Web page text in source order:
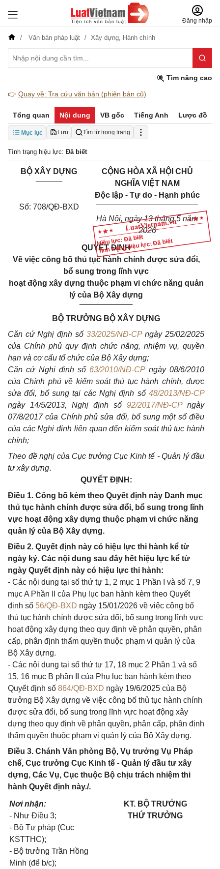
Đăng nhập
Văn bản pháp luật Xây dựng, Hành chính
Tìm nâng cao
👉 Quay về: Tra cứu văn bản (phiên bản cũ)
Tổng quan Nội dung VB gốc Tiếng Anh Lược đồ
Mục lục Lưu Tìm từ trong trang
Tình trạng hiệu lực: Đã biết
Hiệu lực: Đã biết
Tình trạng hiệu lực: Đã biết
BỘ XÂY DỰNG
______
Số: 708/QĐ-BXD
CỘNG HÒA XÃ HỘI CHỦ
NGHĨA VIỆT NAM
Độc lập - Tự do - Hạnh phúc
_______________________
Hà Nội, ngày 13 tháng 5 năm
2026
QUYẾT ĐỊNH
Về việc công bố thủ tục hành chính được sửa đổi,
bổ sung trong lĩnh vực
hoạt động xây dựng thuộc phạm vi chức năng quản
lý của Bộ Xây dựng
____________
BỘ TRƯỞNG BỘ XÂY DỰNG
Căn cứ Nghị định số 33/2025/NĐ-CPngày 25/02/2025
của Chính phủ quy định chức năng, nhiệm vụ, quyền
hạn và cơ cấu tổ chức của Bộ Xây dựng;
Căn cứ Nghị định số 63/2010/NĐ-CPngày 08/6/2010
của Chính phủ về kiểm soát thủ tục hành chính, được
sửa đổi, bổ sung tại các Nghị định số 48/2013/NĐ-CP
ngày 14/5/2013, Nghị định số 92/2017/NĐ-CPngày
07/8/2017 của Chính phủ sửa đổi, bổ sung một số điều
của các Nghị định liên quan đến kiểm soát thủ tục hành
chính;
Theo đề nghị của Cục trưởng Cục Kinh tế - Quản lý đầu
tư xây dựng.
QUYẾT ĐỊNH:
Điều 1. Công bố kèm theo Quyết định này Danh mục
thủ tục hành chính được sửa đổi, bổ sung trong lĩnh
vực hoạt động xây dựng thuộc phạm vi chức năng
quản lý của Bộ Xây dựng.
Điều 2. Quyết định này có hiệu lực thi hành kể từ
ngày ký. Các nội dung sau đây hết hiệu lực kể từ
ngày Quyết định này có hiệu lực thi hành:
- Các nội dung tại số thứ tự 1, 2 mục 1 Phần I và số 7, 9
mục A Phần II của Phụ lục ban hành kèm theo Quyết
định số 56/QĐ-BXD ngày 15/01/2026 về việc công bố
thủ tục hành chính được sửa đổi, bổ sung trong lĩnh vực
hoạt động xây dựng theo quy định về phân quyền, phân
cấp, phân định thẩm quyền thuộc phạm vi quản lý của
Bộ Xây dựng.
- Các nội dung tại số thứ tự 17, 18 mục 2 Phần 1 và số
15, 16 mục B phần II của Phụ lục ban hành kèm theo
Quyết định số 864/QĐ-BXD ngày 19/6/2025 của Bộ
trưởng Bộ Xây dựng về việc công bố thủ tục hành chính
được sửa đổi, bổ sung trong lĩnh vực hoạt động xây
dựng theo quy định về phân quyền, phân cấp, phân định
thẩm quyền thuộc phạm vi quản lý của Bộ Xây dựng.
Điều 3. Chánh Văn phòng Bộ, Vụ trưởng Vụ Pháp
chế, Cục trưởng Cục Kinh tế - Quản lý đầu tư xây
dựng, Các Vụ, Cục thuộc Bộ chịu trách nhiệm thi
hành Quyết định này./.
Nơi nhận:
- Như Điều 3;
- Bộ Tư pháp (Cục
KSTTHC);
- Bộ trưởng Trần Hồng
Minh (để b/c);
KT. BỘ TRƯỞNG
THỨ TRƯỞNG